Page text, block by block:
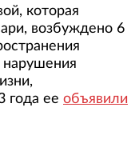
которая
возбуждено 6
года ее объявили